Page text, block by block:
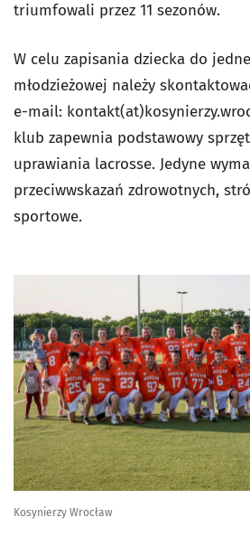
triumfowali przez 11 sezonów.
W celu zapisania dziecka do
młodzieżowej należy
e-mail:
klub zapewnia podstawowy
uprawiania lacrosse. Jedyne
przeciwwskazań zdrowotnych,
sportowe.
Kosynierzy Wrocław